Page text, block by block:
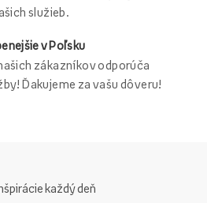
služieb.
v Poľsku
zákazníkov odporúča
Ďakujeme za vašu dôveru!
každý deň